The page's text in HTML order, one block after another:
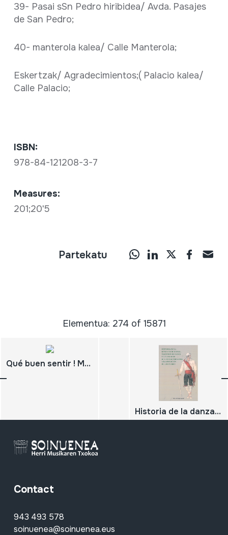
39- Pasai sSn Pedro hiribidea/ Avda. Pasajes
de San Pedro;
40- manterola kalea/ Calle Manterola;
Eskertzak/ Agradecimientos;( Palacio kalea/
Calle Palacio;
ISBN:
978-84-121208-3-7
Measures:
201;20'5
Partekatu
Elementua: 274 of 15871
Qué buen sentir ! Mosica e mosicos de por astí. Música y músicos de por ahí.
Historia de la danza tradicional, maestros de danza y sus legados del Antiguo Regimen a la abolición de los Fueros
Contact
943 493 578
soinuenea@soinuenea.eus